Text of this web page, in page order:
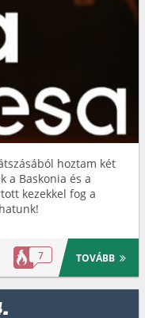
hoztam két
a Baskonia és a
kezekkel fog a
7 TOVÁBB